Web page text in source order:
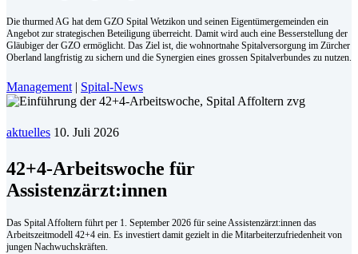
Die thurmed AG hat dem GZO Spital Wetzikon und seinen Eigentümergemeinden ein
Angebot zur strategischen Beteiligung überreicht. Damit wird auch eine Besserstellung der
Gläubiger der GZO ermöglicht. Das Ziel ist, die wohnortnahe Spitalversorgung im Zürcher
Oberland langfristig zu sichern und die Synergien eines grossen Spitalverbundes zu nutzen.
Management | Spital-News
aktuelles 10. Juli 2026
42+4-Arbeitswoche für
Assistenzärzt:innen
Das Spital Affoltern führt per 1. September 2026 für seine Assistenzärzt:innen das
Arbeitszeitmodell 42+4 ein. Es investiert damit gezielt in die Mitarbeiterzufriedenheit von
jungen Nachwuchskräften.